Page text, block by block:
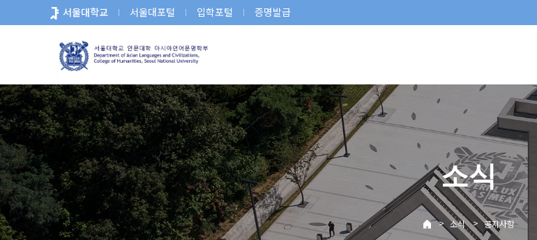
로
뉴
서울대학교 서울대포털 입학포털 증명발급
소식
> 소식 > 공지사항